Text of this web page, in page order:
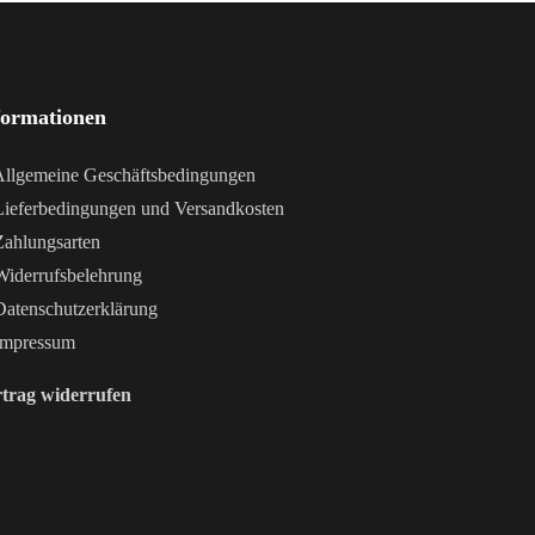
Geschäftsbedingungen
und Versandkosten
widerrufen